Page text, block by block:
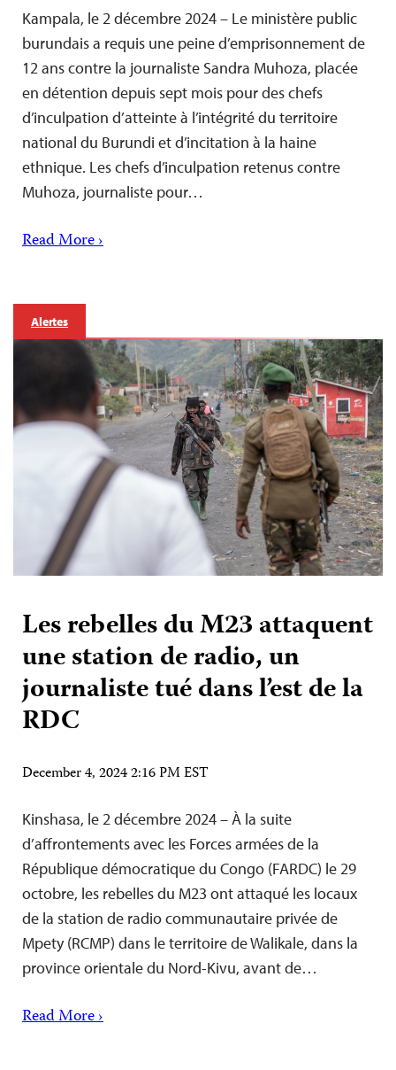
Kampala, le 2 décembre 2024 – Le ministère public
burundais a requis une peine d’emprisonnement de
12 ans contre la journaliste Sandra Muhoza, placée
en détention depuis sept mois pour des chefs
d’inculpation d’atteinte à l’intégrité du territoire
national du Burundi et d’incitation à la haine
ethnique. Les chefs d’inculpation retenus contre
Muhoza, journaliste pour…
Read More ›
Alertes
Les rebelles du M23 attaquent
une station de radio, un
journaliste tué dans l’est de la
RDC
December 4, 2024 2:16 PM EST
Kinshasa, le 2 décembre 2024 – À la suite
d’affrontements avec les Forces armées de la
République démocratique du Congo (FARDC) le 29
octobre, les rebelles du M23 ont attaqué les locaux
de la station de radio communautaire privée de
Mpety (RCMP) dans le territoire de Walikale, dans la
province orientale du Nord-Kivu, avant de…
Read More ›